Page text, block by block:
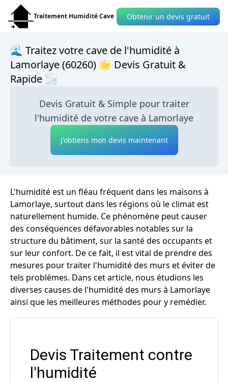
Traitement Humidité Cave Obtenir un devis gratuit
🌊 Traitez votre cave de l'humidité à
Lamorlaye (60260) 🌟 Devis Gratuit &
Rapide 🌫
Devis Gratuit & Simple pour traiter
l'humidité de votre cave à Lamorlaye
J'obtiens mon devis maintenant
L'humidité est un fléau fréquent dans les maisons à
Lamorlaye, surtout dans les régions où le climat est
naturellement humide. Ce phénomène peut causer
des conséquences défavorables notables sur la
structure du bâtiment, sur la santé des occupants et
sur leur confort. De ce fait, il est vital de prendre des
mesures pour traiter l'humidité des murs et éviter de
tels problèmes. Dans cet article, nous étudions les
diverses causes de l'humidité des murs à Lamorlaye
ainsi que les meilleures méthodes pour y remédier.
Devis Traitement contre
l'humidité